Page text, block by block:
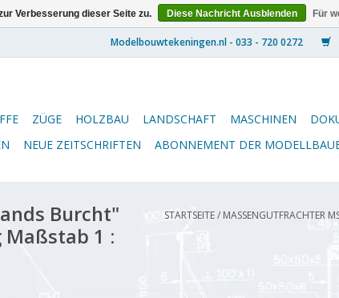
ZÜGE HOLZBAU LANDSCHAFT MASCHINEN
NEUE ZEITSCHRIFTEN ABONNEMENT DER
Burcht"
Maßstab 1 :
STARTSEITE/ MASSENGUTFRACHTER
Verbesserung dieser Seite zu. Diese Nachricht Ausblenden Für